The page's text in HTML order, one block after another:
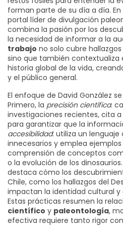
forman parte de su día a día. En
portal líder de divulgación
combina la pasión por los
la necesidad de informar a la
trabajo no solo cubre
sino que también contextualiza
historia global de la vida,
y el público general.
El enfoque de David González
Primero, la precisión científica:
investigaciones recientes, cita
para garantizar que la
accesibilidad: utiliza un
innecesarios y emplea
comprensión de conceptos
o la evolución de los
destaca cómo los
Chile, como los hallazgos del
impactan la identidad cultural y
Estas prácticas resumen la
científico y paleontología,
efectiva requiere tanto rigor